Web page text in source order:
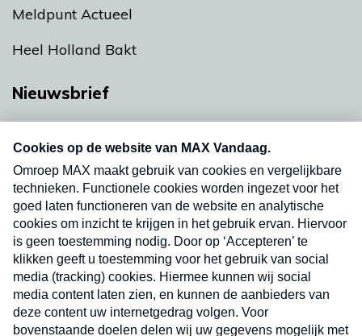
Meldpunt Actueel
Heel Holland Bakt
Nieuwsbrief
nieuwsbrief. Elke vrijdag- en dinsdagochtend in
uw mailbox.
Verzend